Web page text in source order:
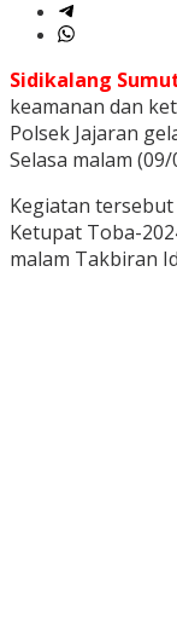
Sidikalang
keamanan dan
Polsek Jajaran
Selasa malam
Kegiatan
Ketupat Toba-
malam Takbiran